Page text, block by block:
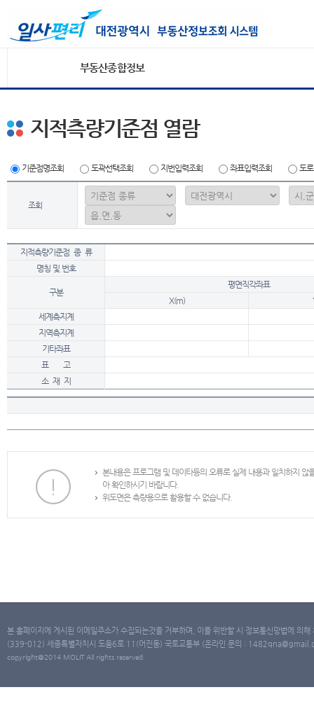
부동산종합정보
지적측량기준점 열람
기준점명조회 도곽선택조회 지번입력조회 좌표입력조회 도
조회
지적측량기준점 종 류
명칭 및 번호
구분
평면직각좌표
X(m)
세계측지계
지역측지계
기타좌표
표 고
소 재 지
본내용은 프로그램 및 데이타등의 오류로 실제 내용과 일치하지
아 확인하시기 바랍니다.
위도면은 측량용으로 활용할 수 없습니다.
본 홈페이지에 게시된 이메일주소가 수집되는것을 거부하며, 이를 위반할 시 정보통신망법에 의
(339-012) 세종특별자치시 도움6로 11(어진동) 국토교통부 (온라인 문의 :
copyright@2014 MOLIT All rights reserved.